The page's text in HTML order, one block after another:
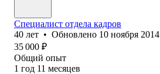
Специалист отдела кадров
40 лет • Обновлено 10 ноября 2014
35 000 ₽
Общий опыт
1 год 11 месяцев